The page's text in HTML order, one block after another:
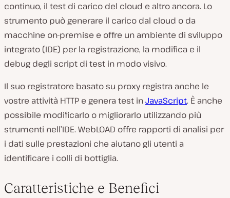
continuo, il test di carico del cloud e altro ancora. Lo
strumento può generare il carico dal cloud o da
macchine on-premise e offre un ambiente di sviluppo
integrato (IDE) per la registrazione, la modifica e il
debug degli script di test in modo visivo.
Il suo registratore basato su proxy registra anche le
vostre attività HTTP e genera test inJavaScript. È anche
possibile modificarlo o migliorarlo utilizzando più
strumenti nell’IDE. WebLOAD offre rapporti di analisi per
i dati sulle prestazioni che aiutano gli utenti a
identificare i colli di bottiglia.
Caratteristiche e Benefici